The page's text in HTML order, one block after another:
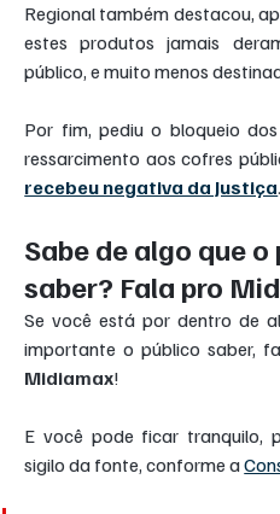
Regional também destacou,
estes produtos jamais
público, e muito menos
Por fim, pediu o bloqueio
ressarcimento aos cofres
recebeu negativa da Justiça.
Sabe de algo que
saber? Fala pro
Se você está por dentro de
importante o público saber,
Midiamax!
E você pode ficar tranquilo,
sigilo da fonte, conforme a